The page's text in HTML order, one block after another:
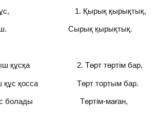
үш құс, 1. Қырық қырықтық,
Сырық қырықтық.
құсқа 2. Төрт төртім бар,
құс қосса Төрт тортым бар.
құс болады Төртім-маған,